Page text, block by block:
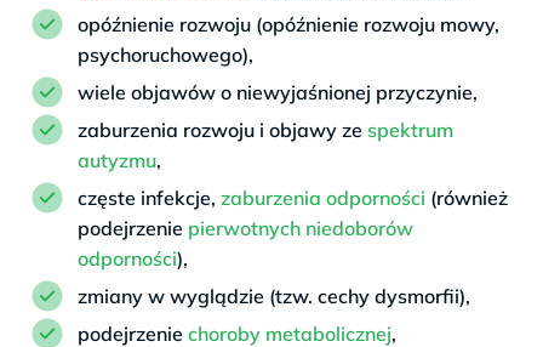
opóźnienie rozwoju (opóźnienie rozwoju mowy,
psychoruchowego),
wiele objawów o niewyjaśnionej przyczynie,
zaburzenia rozwoju i objawy ze spektrum
autyzmu,
częste infekcje, zaburzenia odporności (również
podejrzenie pierwotnych niedoborów
odporności),
zmiany w wyglądzie (tzw. cechy dysmorfii),
podejrzenie choroby metabolicznej,